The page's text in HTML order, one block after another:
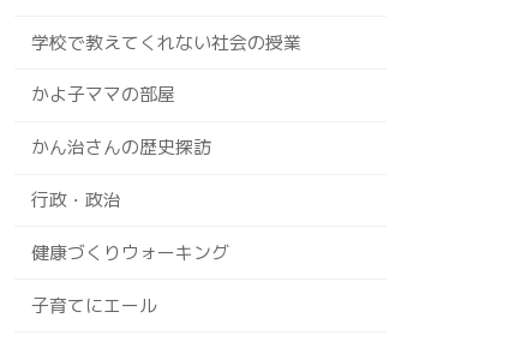
学校で教えてくれない社会の授業
かよ子ママの部屋
かん治さんの歴史探訪
行政・政治
健康づくりウォーキング
子育てにエール